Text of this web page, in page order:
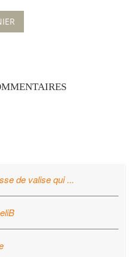
de valise qui ...
protection optimale contre
du tissu de la housse